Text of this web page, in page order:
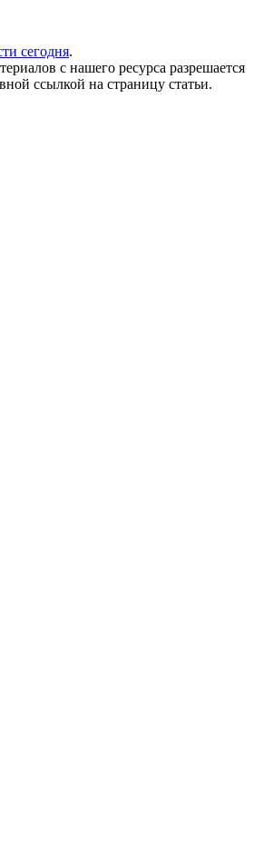
сегодня.
с нашего ресурса разрешается
ссылкой на страницу статьи.